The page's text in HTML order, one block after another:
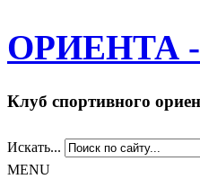
ОРИЕНТА
Клуб спортивного
Искать...
MENU